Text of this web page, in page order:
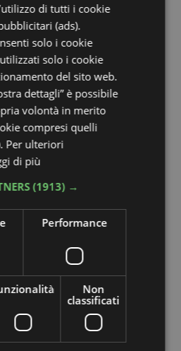
€ 10
ora
parcheggio in ingresso Pineta
12°13’26.6″E).
di tutti i cookie
(ads).
solo i cookie
solo i cookie
del sito web.
dettagli” è possibile
volontà in merito
compresi quelli
Per ulteriori
di più
(1913) →
Performance
Non
classificati